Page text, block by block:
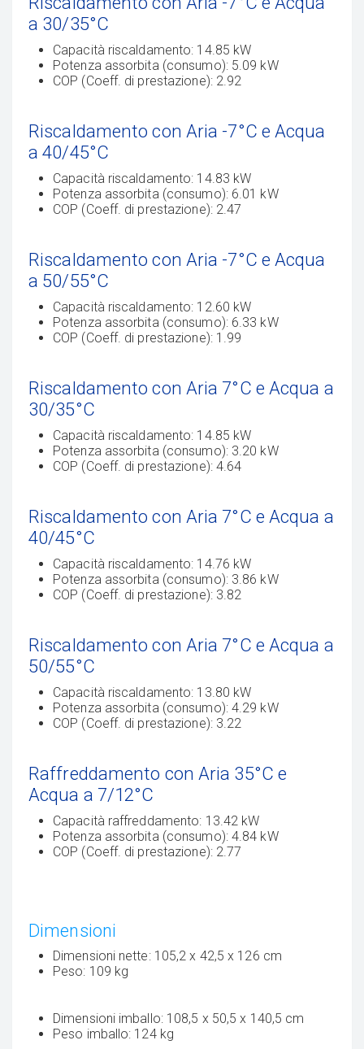
a 30/35°C
Capacità riscaldamento: 14.85 kW
Potenza assorbita (consumo): 5.09 kW
COP (Coeff. di prestazione): 2.92
Riscaldamento con Aria -7°C e Acqua
a 40/45°C
Capacità riscaldamento: 14.83 kW
Potenza assorbita (consumo): 6.01 kW
COP (Coeff. di prestazione): 2.47
Riscaldamento con Aria -7°C e Acqua
a 50/55°C
Capacità riscaldamento: 12.60 kW
Potenza assorbita (consumo): 6.33 kW
COP (Coeff. di prestazione): 1.99
Riscaldamento con Aria 7°C e Acqua a
30/35°C
Capacità riscaldamento: 14.85 kW
Potenza assorbita (consumo): 3.20 kW
COP (Coeff. di prestazione): 4.64
Riscaldamento con Aria 7°C e Acqua a
40/45°C
Capacità riscaldamento: 14.76 kW
Potenza assorbita (consumo): 3.86 kW
COP (Coeff. di prestazione): 3.82
Riscaldamento con Aria 7°C e Acqua a
50/55°C
Capacità riscaldamento: 13.80 kW
Potenza assorbita (consumo): 4.29 kW
COP (Coeff. di prestazione): 3.22
Raffreddamento con Aria 35°C e
Acqua a 7/12°C
Capacità raffreddamento: 13.42 kW
Potenza assorbita (consumo): 4.84 kW
COP (Coeff. di prestazione): 2.77
Dimensioni
Dimensioni nette: 105,2 x 42,5 x 126 cm
Peso: 109 kg
Dimensioni imballo: 108,5 x 50,5 x 140,5 cm
Peso imballo: 124 kg